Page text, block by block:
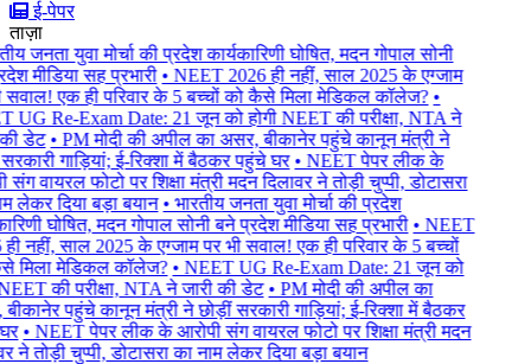
ई-पेपर
ताज़ा
जनता युवा मोर्चा की प्रदेश कार्यकारिणी घोषित, मदन गोपाल सोनी
मीडिया सह प्रभारी • NEET 2026 ही नहीं, साल 2025 के एग्जाम
सवाल! एक ही परिवार के 5 बच्चों को कैसे मिला मेडिकल कॉलेज? •
UG Re-Exam Date: 21 जून को होगी NEET की परीक्षा, NTA ने
डेट • PM मोदी की अपील का असर, बीकानेर पहुंचे कानून मंत्री ने
गाड़ियां; ई-रिक्शा में बैठकर पहुंचे घर • NEET पेपर लीक के
संग वायरल फोटो पर शिक्षा मंत्री मदन दिलावर ने तोड़ी चुप्पी, डोटासरा
लेकर दिया बड़ा बयान • भारतीय जनता युवा मोर्चा की प्रदेश
घोषित, मदन गोपाल सोनी बने प्रदेश मीडिया सह प्रभारी • NEET
नहीं, साल 2025 के एग्जाम पर भी सवाल! एक ही परिवार के 5 बच्चों
मिला मेडिकल कॉलेज? • NEET UG Re-Exam Date: 21 जून को
की परीक्षा, NTA ने जारी की डेट • PM मोदी की अपील का
पहुंचे कानून मंत्री ने छोड़ीं सरकारी गाड़ियां; ई-रिक्शा में बैठकर
• NEET पेपर लीक के आरोपी संग वायरल फोटो पर शिक्षा मंत्री मदन
ने तोड़ी चुप्पी, डोटासरा का नाम लेकर दिया बड़ा बयान